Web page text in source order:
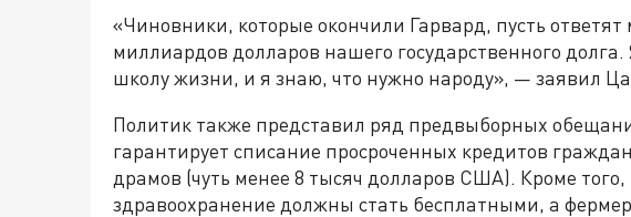
«Чиновники, которые окончили Гарвард, пусть
миллиардов долларов нашего государственного
школу жизни, и я знаю, что нужно народу», — заявил
Политик также представил ряд предвыборных
гарантирует списание просроченных кредитов
драмов (чуть менее 8 тысяч долларов США). Кроме того,
здравоохранение должны стать бесплатными, а